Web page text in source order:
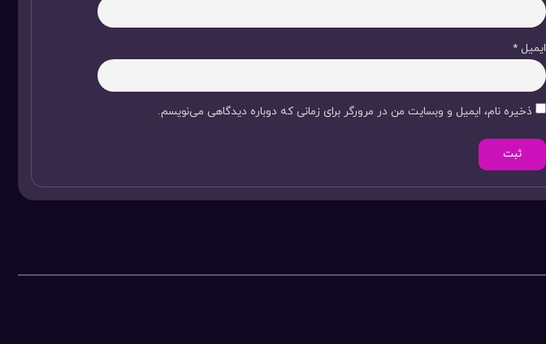
ایمیل *
ذخیره نام، ایمیل و وبسایت من در مرورگر برای زمانی که دوباره دیدگاهی می‌نویسم.